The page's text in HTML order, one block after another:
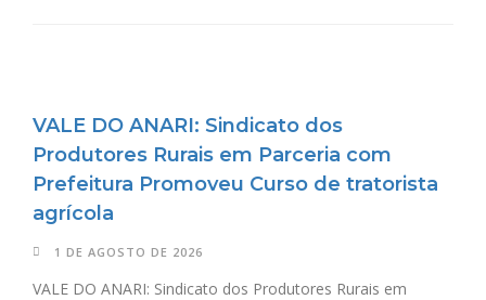
VALE DO ANARI: Sindicato dos
Produtores Rurais em Parceria com
Prefeitura Promoveu Curso de tratorista
agrícola
1 DE AGOSTO DE 2026
VALE DO ANARI: Sindicato dos Produtores Rurais em